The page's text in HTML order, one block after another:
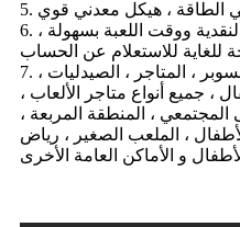
6. يمكنك تعيين عدد من القطع النقدية ووقت اللعبة بسهولة ،
للغاية للاستعلام عن الحساب
7. مجموعة واسعة من التطبيقات: السوبر ، المتاجر ، الصيدليات ،
، جميع أنواع متاجر الألعاب ،
، المنطقة المربعة ،
، الملعب الصغير ، رياض